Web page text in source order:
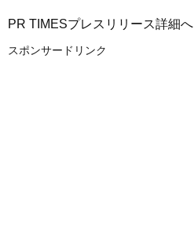
PR TIMESプレスリリース詳細へ
スポンサードリンク